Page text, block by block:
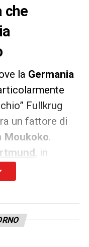
che
la Germania
Fullkrug
un fattore di
Moukoko.
, in
resterà in
con
inglesi.